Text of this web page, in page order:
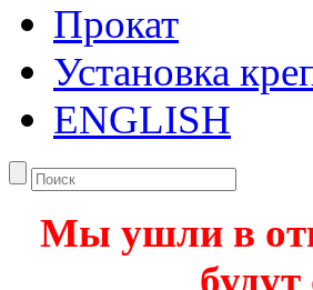
Прокат
Установка
ENGLISH
Мы ушли в